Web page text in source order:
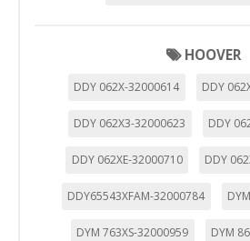
HOOVER
DDY 062X-32000614 DDY
DDY 062X3-32000623 DDY
DDY 062XE-32000710 DDY
DDY65543XFAM-32000784
DYM 763XS-32000959 DYM